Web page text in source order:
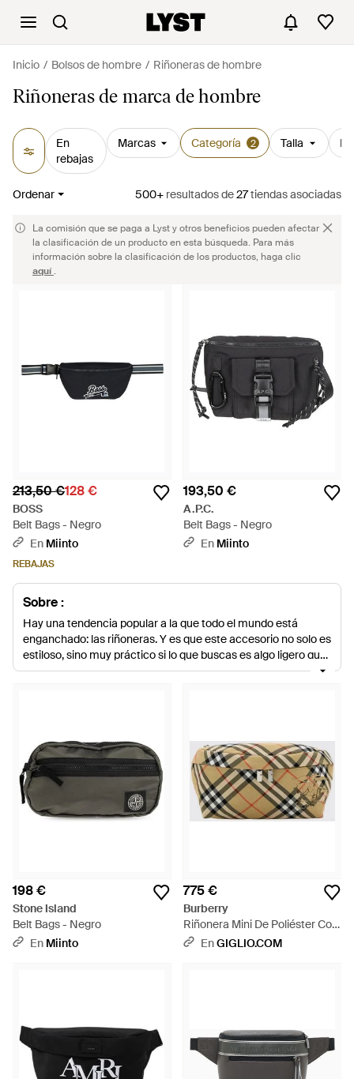
Inicio Bolsos de hombre Riñoneras de hombre
Riñoneras de marca de hombre
En
rebajas
Marcas Categoría 2 Talla
Ordenar 500+ resultadosde27tiendas asociadas
La comisión que se paga a Lyst y otros beneficios pueden afectar
la clasificación de un producto en esta búsqueda. Para más
información sobre la clasificación de los productos, haga clic
aquí.
213,50 €128 €
BOSS
Belt Bags - Negro
En Miinto
REBAJAS
193,50 €
A.P.C.
Belt Bags - Negro
En Miinto
Sobre :
Hay una tendencia popular a la que todo el mundo está
enganchado: las riñoneras. Y es que este accesorio no solo es
estiloso, sino muy práctico si lo que buscas es algo ligero que
te permita tener las manos libres. Hay variedad de colores y
198 €
Stone Island
Belt Bags - Negro
En Miinto
775 €
Burberry
Riñonera Mini De Poliéster Con
Motivo Vintage Check Y Logo
EnGIGLIO.COM